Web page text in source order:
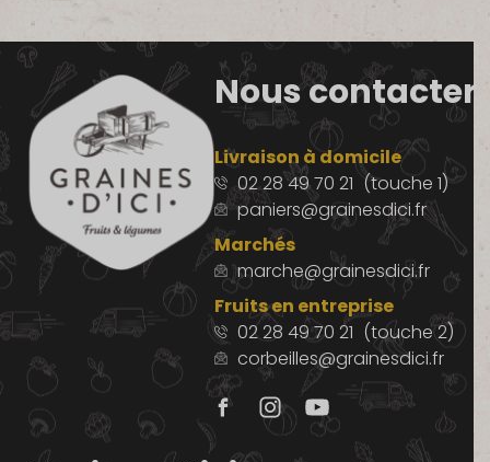
Nous contacter
Livraison à domicile
02 28 49 70 21 (touche 1)
paniers@grainesdici.fr
Marchés
marche@grainesdici.fr
Fruits en entreprise
02 28 49 70 21 (touche 2)
corbeilles@grainesdici.fr